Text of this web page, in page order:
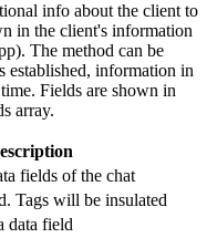
info about the client to
in the client's information
The method can be
established, information in
Fields are shown in
array.
fields of the chat
Tags will be insulated
data field